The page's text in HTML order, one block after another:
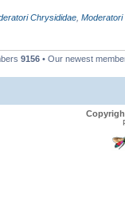
Chrysididae
9156 • Our newest